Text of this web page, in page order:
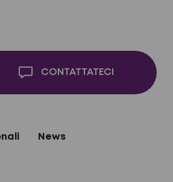
CONTATTATECI
News